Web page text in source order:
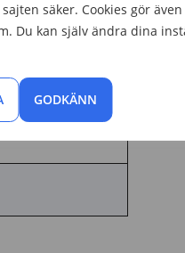
säker. Cookies gör
Du kan själv ändra dina
GODKÄNN
mobil
på Google Pixel